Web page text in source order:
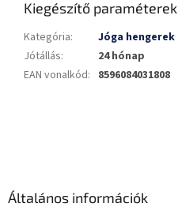
Kiegészítő paraméterek
Kategória:
Jóga hengerek
Jótállás:
24 hónap
EAN vonalkód: 8596084031808
Általános információk